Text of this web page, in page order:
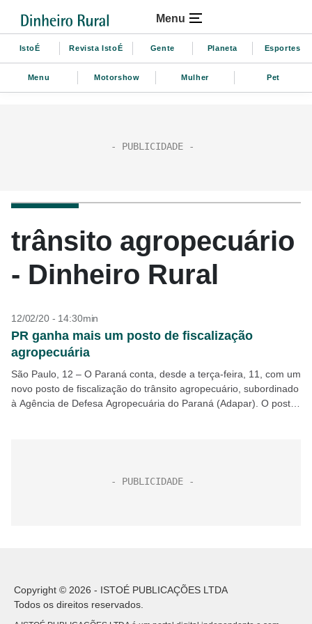
Menu
IstoÉ Revista IstoÉ Gente Planeta Esportes
Menu Motorshow Mulher Pet
trânsito agropecuário
- Dinheiro Rural
12/02/20 - 14:30min
PR ganha mais um posto de fiscalização
agropecuária
São Paulo, 12 – O Paraná conta, desde a terça-feira, 11, com um
novo posto de fiscalização do trânsito agropecuário, subordinado
à Agência de Defesa Agropecuária do Paraná (Adapar). O posto
Copyright © 2026 - ISTOÉ PUBLICAÇÕES LTDA
Todos os direitos reservados.